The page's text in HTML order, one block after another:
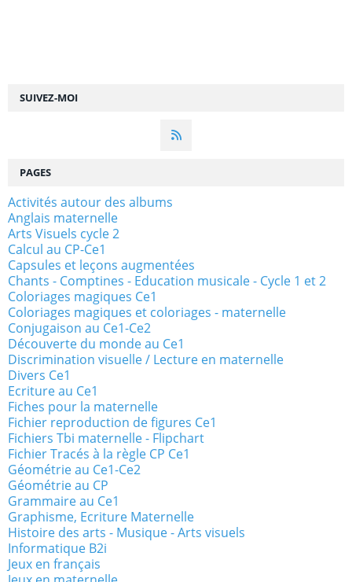
SUIVEZ-MOI
PAGES
Activités autour des albums
Anglais maternelle
Arts Visuels cycle 2
Calcul au CP-Ce1
Capsules et leçons augmentées
Chants - Comptines - Education musicale - Cycle 1 et 2
Coloriages magiques Ce1
Coloriages magiques et coloriages - maternelle
Conjugaison au Ce1-Ce2
Découverte du monde au Ce1
Discrimination visuelle / Lecture en maternelle
Divers Ce1
Ecriture au Ce1
Fiches pour la maternelle
Fichier reproduction de figures Ce1
Fichiers Tbi maternelle - Flipchart
Fichier Tracés à la règle CP Ce1
Géométrie au Ce1-Ce2
Géométrie au CP
Grammaire au Ce1
Graphisme, Ecriture Maternelle
Histoire des arts - Musique - Arts visuels
Informatique B2i
Jeux en français